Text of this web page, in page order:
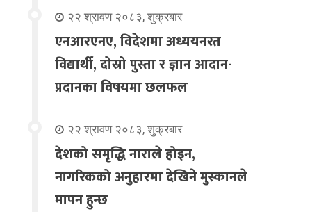
२२ श्रावण २०८३, शुक्रबार
एनआरएनए, विदेशमा अध्ययनरत
विद्यार्थी, दोस्रो पुस्ता र ज्ञान आदान-
प्रदानका विषयमा छलफल
२२ श्रावण २०८३, शुक्रबार
देशको समृद्धि नाराले होइन,
नागरिकको अनुहारमा देखिने मुस्कानले
मापन हुन्छ